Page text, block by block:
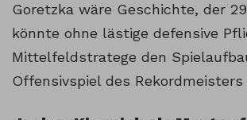
Goretzka wäre Geschichte, der
könnte ohne lästige defensive
Mittelfeldstratege den
Offensivspiel des